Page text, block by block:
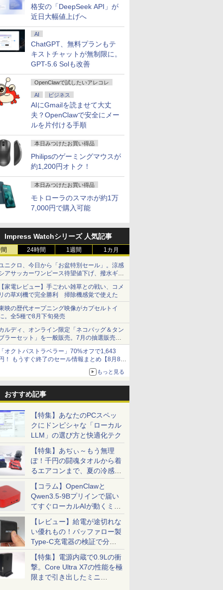
格安の「DeepSeek API」が
近日大幅値上げへ
AI
ChatGPT、無料プランもテ
キストチャットが無制限に。
GPT-5.6 Solも改善
OpenClawで試したいアレコレ
AI ビジネス
AIにGmailを読ませて大丈
夫？OpenClawで安全にメー
ルを片付ける手順
本日みつけたお買い得品
Philipsのゲーミングマウスが
約1,200円オトク！
本日みつけたお買い得品
モトローラのスマホが約1万
7,000円で購入可能
Impress Watchシリーズ 人気記事
24時間 1週間 1カ月
ニクロ、今日から「お盆特別セール」。涼感
アサッカーワンピース待望値下げ、撥水ギア
ョーツは1990円に
家電レビュー】手ごわい雑草との戦い、コメ
の草刈機で完全勝利 掃除機感覚で使えた
映の歴代オープニング映像がカプセルトイ
。全5種で8月下旬発売
ルディ、オンライン限定「ネコバッグ＆タン
ラーセット」を一般販売。7月の抽選販売の
選無効分
オクトパストラベラー」70%オフで1,643
！ もうすぐ終了のセール情報まとめ【8月8日
ンテンドーeショップでは「大神 絶景版」が
もっと見る
おすすめ記事
【特集】あなたのPCスペッ
クにドンピシャな「ローカル
LLM」の選び方と快適化テク
【特集】あぢぃ～もう無理
ぽ！千円の闘魂タオルから着
るエアコンまで、夏の冷感グ
ッズ一挙紹介
【コラム】OpenClawと
Qwen3.5-9Bプリインで届い
てすぐローカルAIが動くミニ
PC「SER9 Pro」
【レビュー】給電が途切れな
い優れもの！バッファロー製
Type-C充電器の検証で分か
ったこと
【特集】電源内蔵で0.9Lの衝
撃。Core Ultra X7の性能を極
限まで引き出したミニ